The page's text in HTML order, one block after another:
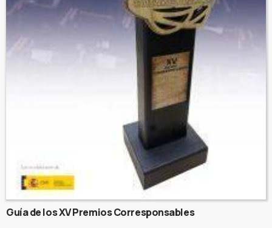
Guía de los XV Premios Corresponsables